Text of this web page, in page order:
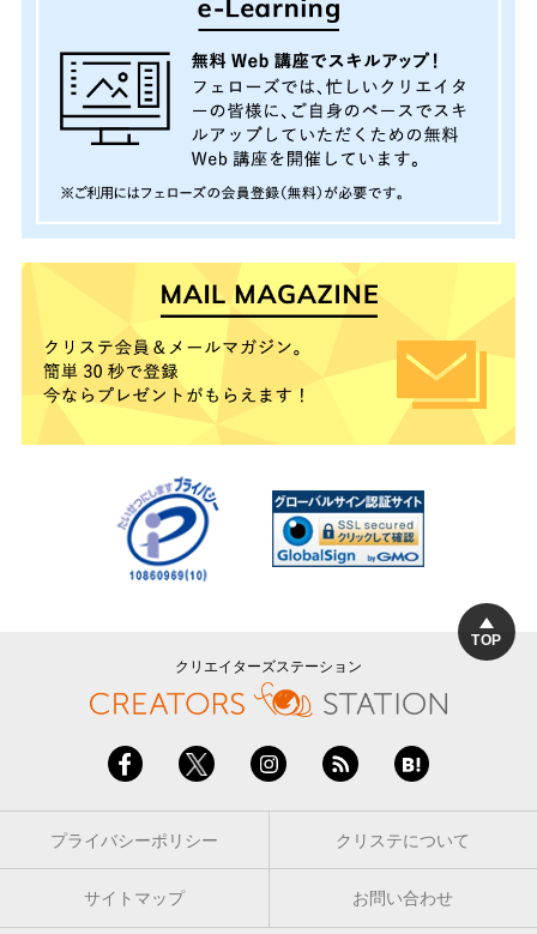
TOP
クリエイターズステーション
プライバシーポリシー クリステについて
サイトマップ お問い合わせ